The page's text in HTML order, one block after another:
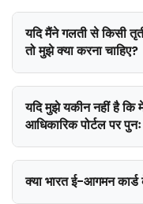
यदि मैंने गलती से किसी
तो मुझे क्या करना चाहिए?
यदि मुझे यकीन नहीं है कि
आधिकारिक पोर्टल पर
क्या भारत ई-आगमन